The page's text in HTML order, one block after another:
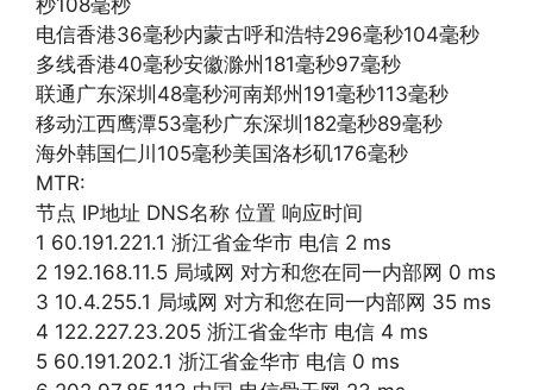
电信香港36毫秒内蒙古呼和浩特296毫秒104毫秒
多线香港40毫秒安徽滁州181毫秒97毫秒
联通广东深圳48毫秒河南郑州191毫秒113毫秒
移动江西鹰潭53毫秒广东深圳182毫秒89毫秒
海外韩国仁川105毫秒美国洛杉矶176毫秒
MTR:
节点 IP地址 DNS名称 位置 响应时间
1 60.191.221.1 浙江省金华市 电信 2 ms
2 192.168.11.5 局域网 对方和您在同一内部网 0 ms
3 10.4.255.1 局域网 对方和您在同一内部网 35 ms
4 122.227.23.205 浙江省金华市 电信 4 ms
5 60.191.202.1 浙江省金华市 电信 0 ms